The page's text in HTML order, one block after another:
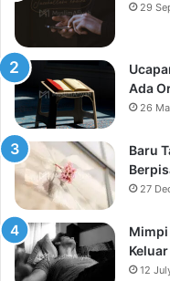
29
Ada
26
Baru
27
Mimpi
12